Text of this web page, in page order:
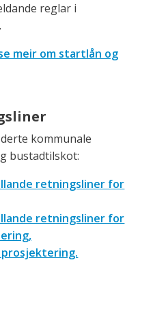
reglar i
meir om startlån og
kommunale
bustadtilskot:
retningsliner for
retningsliner for